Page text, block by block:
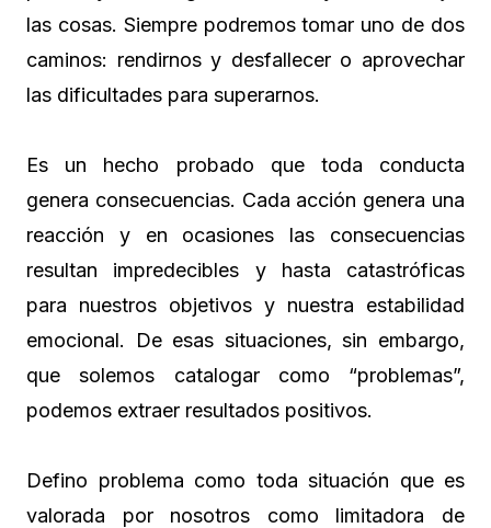
las cosas. Siempre podremos tomar uno de dos
caminos: rendirnos y desfallecer o aprovechar
las dificultades para superarnos.
Es un hecho probado que toda conducta
genera consecuencias. Cada acción genera una
reacción y en ocasiones las consecuencias
resultan impredecibles y hasta catastróficas
para nuestros objetivos y nuestra estabilidad
emocional. De esas situaciones, sin embargo,
que solemos catalogar como “problemas”,
podemos extraer resultados positivos.
Defino problema como toda situación que es
valorada por nosotros como limitadora de